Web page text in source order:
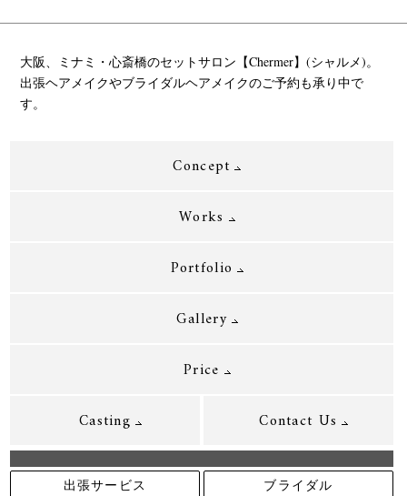
大阪、ミナミ・心斎橋のセットサロン【Chermer】(シャルメ)。
出張ヘアメイクやブライダルヘアメイクのご予約も承り中で
す。
Concept
Works
Portfolio
Gallery
Price
Casting
Contact Us
出張サービス ブライダル